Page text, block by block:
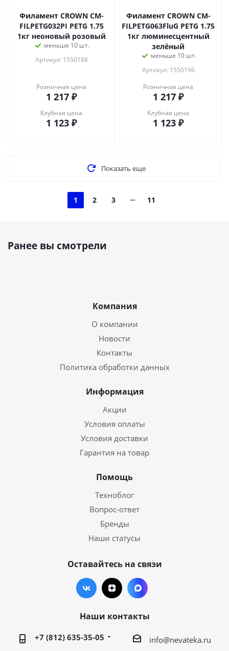
Филамент CROWN CM-
FILPETG032PI PETG 1.75
1кг неоновый розовый
меньше 10 шт.
Артикул: 1550188
Розничная цена
1 217 ₽
Клубная цена
1 123 ₽
Филамент CROWN CM-
FILPETG063FluG PETG 1.75
1кг люминесцентный
зелёный
меньше 10 шт.
Артикул: 1550196
Розничная цена
1 217 ₽
Клубная цена
1 123 ₽
Показать еще
1 2 3 11
Ранее вы смотрели
Компания
О компании
Новости
Контакты
Политика обработки данных
Информация
Акции
Условия оплаты
Условия доставки
Гарантия на товар
Помощь
Техноблог
Вопрос-ответ
Бренды
Наши статусы
Оставайтесь на связи
Наши контакты
+7 (812) 635-35-05 info@nevateka.ru